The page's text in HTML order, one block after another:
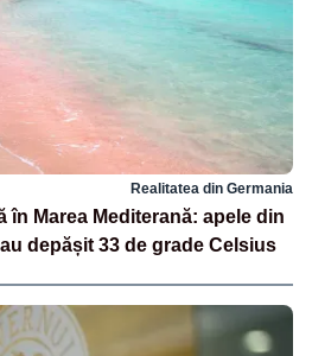
Realitatea din Germania
în Marea Mediterană: apele din
depășit 33 de grade Celsius